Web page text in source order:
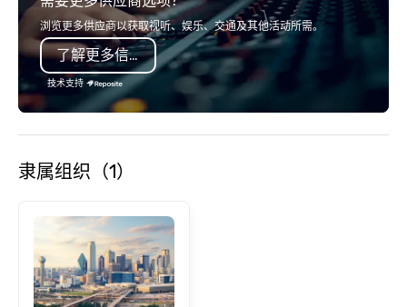
浏览更多供应商以获取视听、娱乐、交通及其他活动所需。
了解更多信息
技术支持
隶属组织（1）